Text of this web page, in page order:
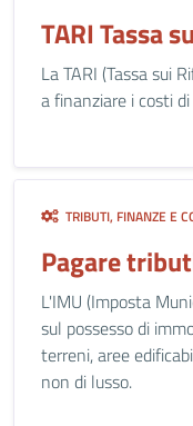
TARI Tassa
La TARI (Tassa sui
a finanziare i costi
TRIBUTI, FINANZE E
Pagare
L'IMU (Imposta
sul possesso di
terreni, aree
non di lusso.